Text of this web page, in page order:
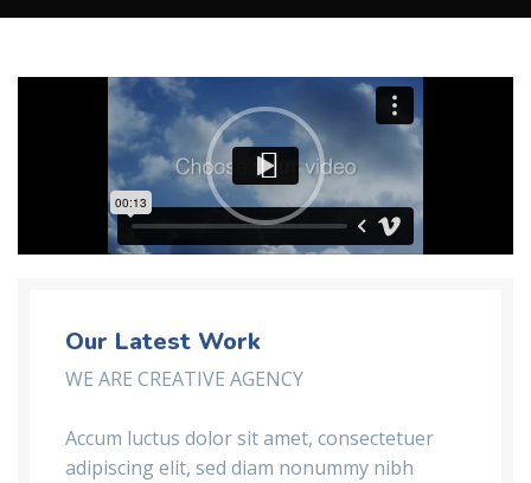
Our Latest Work
WE ARE CREATIVE AGENCY
Accum luctus dolor sit amet, consectetuer
adipiscing elit, sed diam nonummy nibh